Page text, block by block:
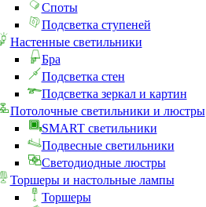
Споты
Подсветка ступеней
Настенные светильники
Бра
Подсветка стен
Подсветка зеркал и картин
Потолочные светильники и люстры
SMART светильники
Подвесные светильники
Светодиодные люстры
Торшеры и настольные лампы
Торшеры